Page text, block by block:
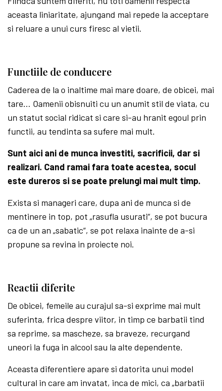
aceasta liniaritate, ajungand mai repede la acceptare
si reluare a unui curs firesc al vietii.
Functiile de conducere
Caderea de la o inaltime mai mare doare, de obicei, mai
tare… Oamenii obisnuiti cu un anumit stil de viata, cu
un statut social ridicat si care si-au hranit egoul prin
functii, au tendinta sa sufere mai mult.
Sunt aici ani de munca investiti, sacrificii, dar si
realizari. Cand ramai fara toate acestea, socul
este dureros si se poate prelungi mai mult timp.
Exista si manageri care, dupa ani de munca si de
mentinere in top, pot „rasufla usurati“, se pot bucura
ca de un an „sabatic“, se pot relaxa inainte de a-si
propune sa revina in proiecte noi.
Reactii diferite
De obicei, femeile au curajul sa-si exprime mai mult
suferinta, frica despre viitor, in timp ce barbatii tind
sa reprime, sa mascheze, sa braveze, recurgand
uneori la fuga in alcool sau la alte dependente.
Aceasta diferentiere apare si datorita unui model
cultural in care am invatat, inca de mici, ca „barbatii